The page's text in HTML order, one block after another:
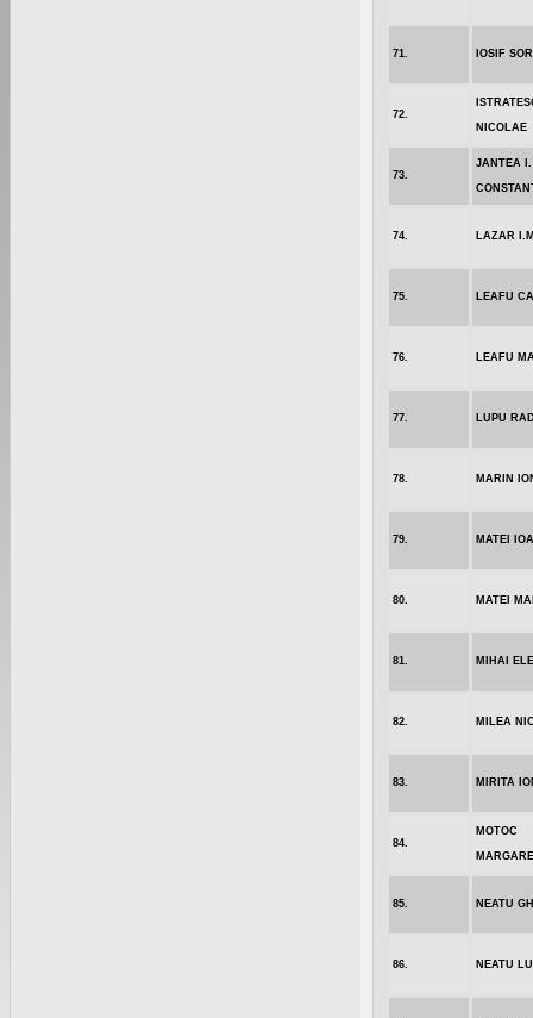
71. IOSIF
72.
NICOLAE
73.
JANTEA I.
74. LAZAR
75. LEAFU
76. LEAFU
77. LUPU
78. MARIN
79. MATEI
80. MATEI
81. MIHAI
82. MILEA
83. MIRITA
84.
MOTOC
85. NEATU
86. NEATU